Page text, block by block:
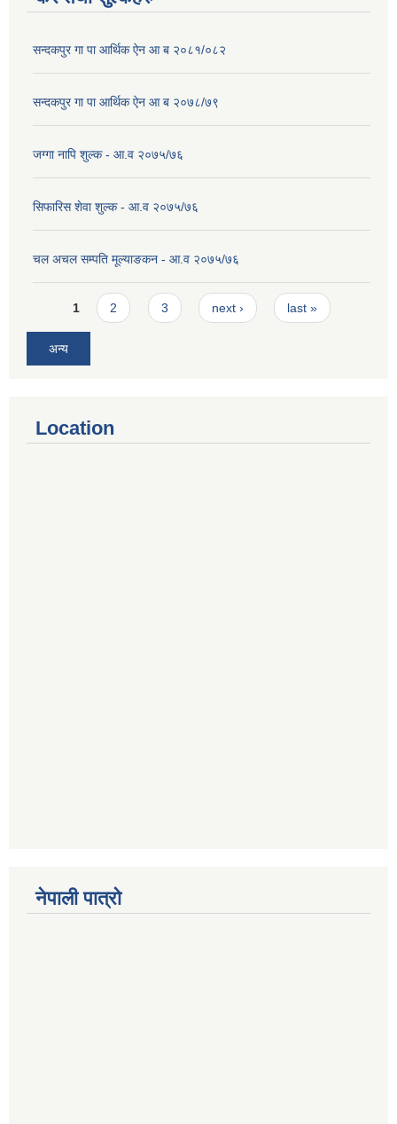
सन्दकपुर गा पा आर्थिक ऐन आ ब २०८१/०८२
सन्दकपुर गा पा आर्थिक ऐन आ ब २०७८/७९
जग्गा नापि शुल्क - आ.व २०७५/७६
सिफारिस शेवा शुल्क - आ.व २०७५/७६
चल अचल सम्पति मूल्याङकन - आ.व २०७५/७६
Pages
1 2 3 next › last »
अन्य
Location
नेपाली पात्रो